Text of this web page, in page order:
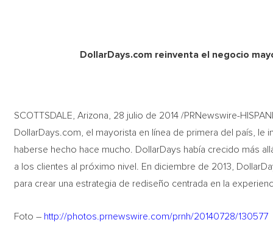
DollarDays.com reinventa el negocio
SCOTTSDALE, Arizona, 28 julio de 2014 /PRNewswire-
DollarDays.com, el mayorista en línea de primera del país, le
haberse hecho hace mucho. DollarDays había crecido más
a los clientes al próximo nivel. En diciembre de 2013,
para crear una estrategia de rediseño centrada en la
Foto – http://photos.prnewswire.com/prnh/20140728/130577